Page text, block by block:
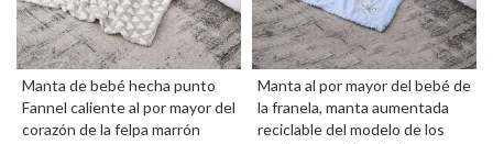
Manta de bebé hecha punto
Fannel caliente al por mayor del
corazón de la felpa marrón
Manta al por mayor del bebé de
la franela, manta aumentada
reciclable del modelo de los